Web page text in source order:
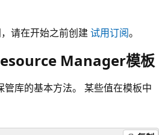
请在开始之前创建试用订阅。
Manager模板
库的基本方法。 某些值在模板中